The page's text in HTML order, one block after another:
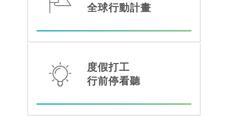
全球行動計畫
度假打工
行前停看聽